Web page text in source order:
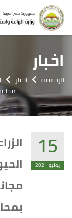
اخبار
الرئيسية اخبار
15
يوليو 2021